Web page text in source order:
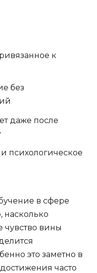
к
без
даже после
психологическое
в сфере
насколько
чувство вины
это заметно в
часто